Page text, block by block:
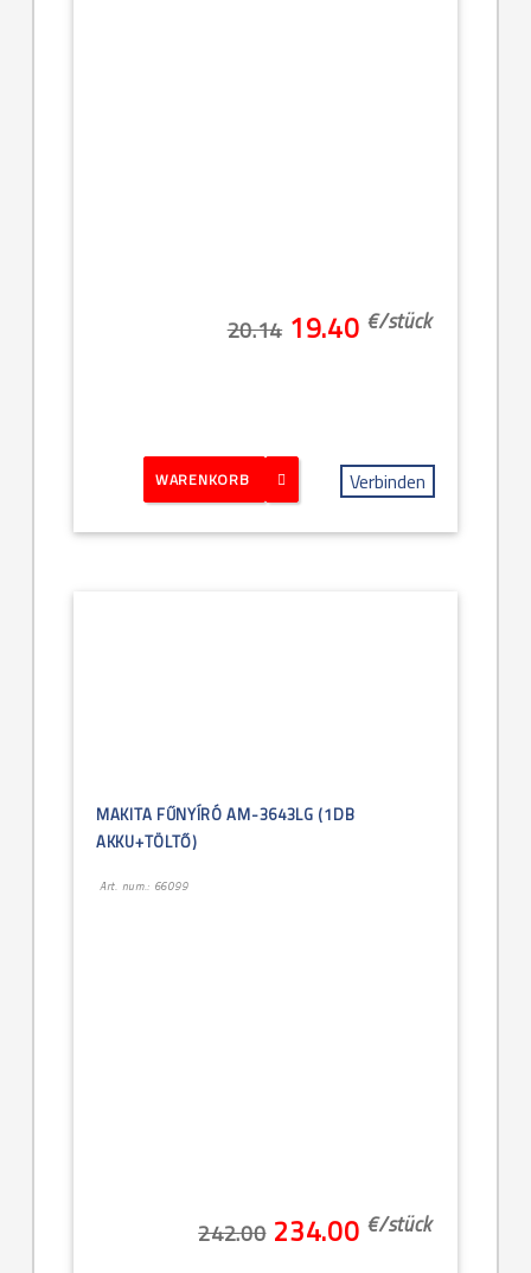
20.14 19.40 €/stück
WARENKORB Verbinden
MAKITA FŰNYÍRÓ AM-3643LG (1DB
AKKU+TÖLTŐ)
Art. num.: 66099
242.00 234.00 €/stück